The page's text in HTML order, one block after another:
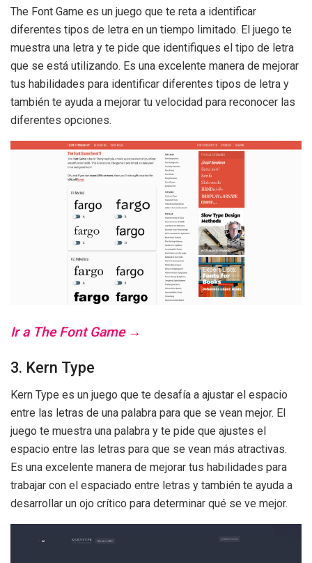
The Font Game es un juego que te reta a identificar
diferentes tipos de letra en un tiempo limitado. El juego te
muestra una letra y te pide que identifiques el tipo de letra
que se está utilizando. Es una excelente manera de mejorar
tus habilidades para identificar diferentes tipos de letra y
también te ayuda a mejorar tu velocidad para reconocer las
diferentes opciones.
Ir a The Font Game →
3. Kern Type
Kern Type es un juego que te desafía a ajustar el espacio
entre las letras de una palabra para que se vean mejor. El
juego te muestra una palabra y te pide que ajustes el
espacio entre las letras para que se vean más atractivas.
Es una excelente manera de mejorar tus habilidades para
trabajar con el espaciado entre letras y también te ayuda a
desarrollar un ojo crítico para determinar qué se ve mejor.